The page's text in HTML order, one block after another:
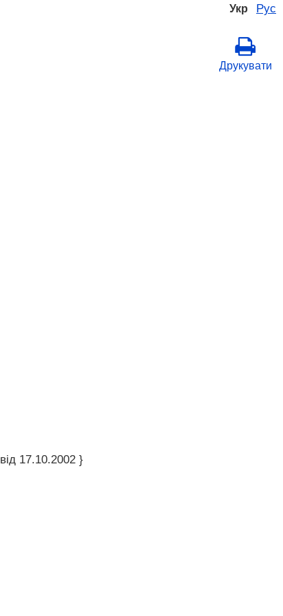
Укр Рус
Друкувати
17.10.2002 }